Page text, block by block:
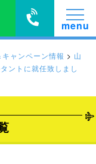
キャンペーン情報 > 山
ントに就任致しまし